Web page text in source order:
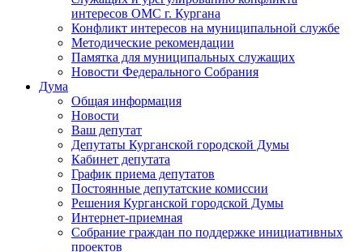
интересов ОМС г. Кургана
Конфликт интересов на муниципальной службе
Методические рекомендации
Памятка для муниципальных служащих
Новости Федерального Cобрания
Дума
Общая информация
Новости
Ваш депутат
Депутаты Курганской городской Думы
Кабинет депутата
График приема депутатов
Постоянные депутатские комиссии
Решения Курганской городской Думы
Интернет-приемная
Собрание граждан по поддержке инициативных
проектов